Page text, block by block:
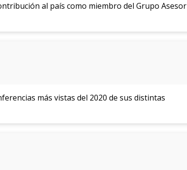
al país como miembro del Grupo Asesor
más vistas del 2020 de sus distintas